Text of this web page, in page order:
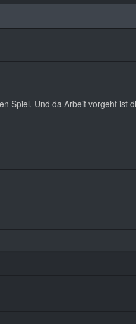
Spiel. Und da Arbeit vorgeht ist